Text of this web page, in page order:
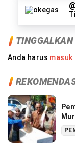
Anda harus masuk